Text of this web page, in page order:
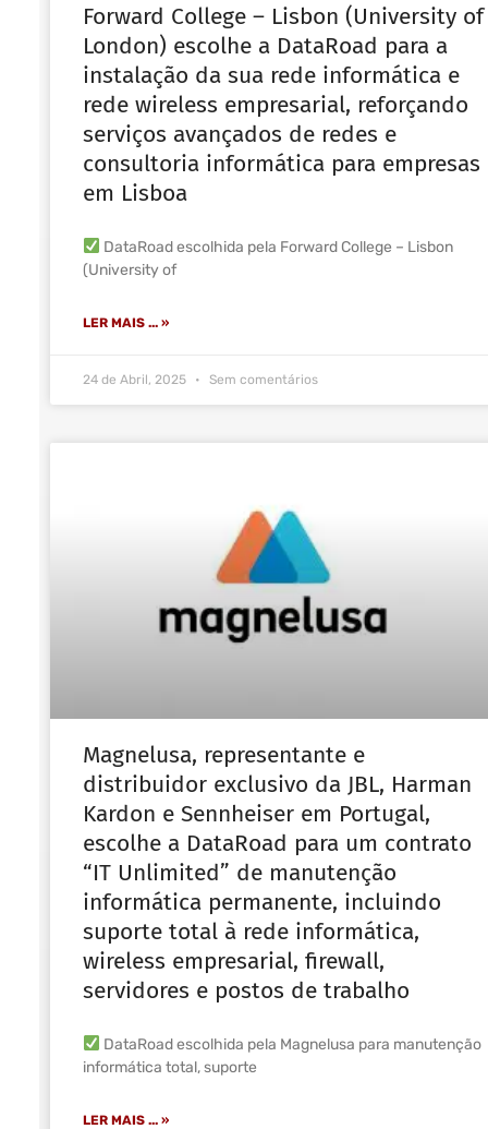
Forward College – Lisbon (University of
London) escolhe a DataRoad para a
instalação da sua rede informática e
rede wireless empresarial, reforçando
serviços avançados de redes e
consultoria informática para empresas
em Lisboa
DataRoad escolhida pela Forward College – Lisbon
(University of
LER MAIS ... »
24 de Abril, 2025 Sem comentários
Magnelusa, representante e
distribuidor exclusivo da JBL, Harman
Kardon e Sennheiser em Portugal,
escolhe a DataRoad para um contrato
“IT Unlimited” de manutenção
informática permanente, incluindo
suporte total à rede informática,
wireless empresarial, firewall,
servidores e postos de trabalho
DataRoad escolhida pela Magnelusa para manutenção
informática total, suporte
LER MAIS ... »